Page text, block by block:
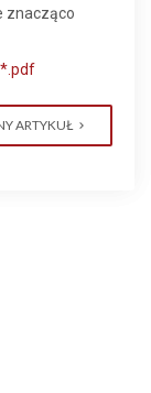
znacząco
*.pdf
ARTYKUŁ